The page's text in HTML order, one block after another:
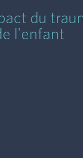
du
l'enfant